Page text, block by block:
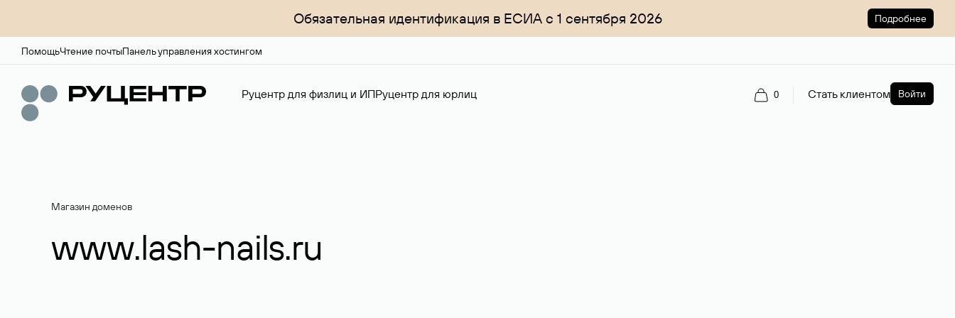
Обязательная идентификация в ЕСИА с 1 сентября 2026 Подробнее
ПомощьЧтение почтыПанель управления хостингом
Руцентр для физлиц и ИПРуцентр для юрлиц 0 Стать клиентом Войти
Магазин доменов
www.lash-nails.ru